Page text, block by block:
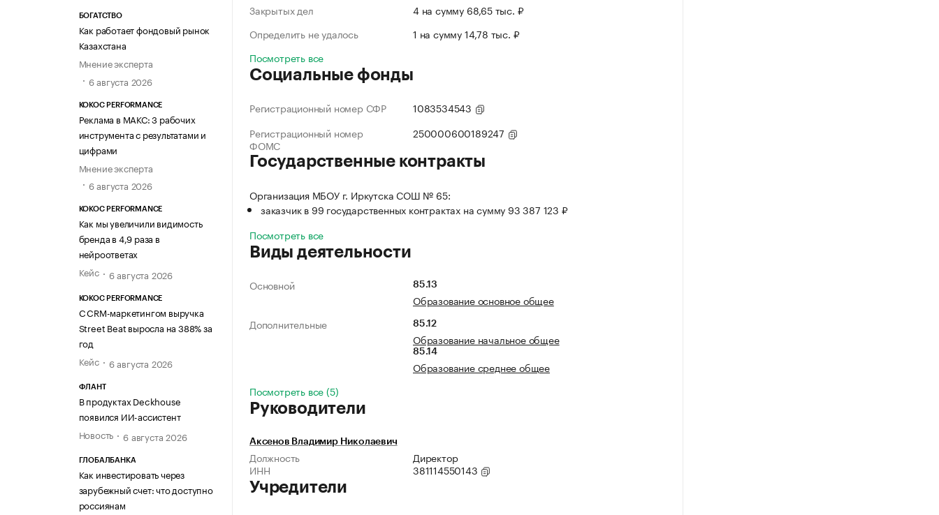
БОГАТСТВО
Как работает фондовый рынок
Казахстана
Мнение эксперта
6 августа 2026
KOKOC PERFORMANCE
Реклама в МАКС: 3 рабочих
инструмента с результатами и
цифрами
Мнение эксперта
6 августа 2026
KOKOC PERFORMANCE
Как мы увеличили видимость
бренда в 4,9 раза в
нейроответах
Кейс
6 августа 2026
KOKOC PERFORMANCE
С CRM-маркетингом выручка
Street Beat выросла на 388% за
год
Кейс
6 августа 2026
ФЛАНТ
В продуктах Deckhouse
появился ИИ-ассистент
Новость
6 августа 2026
ГЛОБАЛБАНКА
Как инвестировать через
зарубежный счет: что доступно
россиянам
Закрытых дел
4 на сумму 68,65 тыс. ₽
Определить не удалось
1 на сумму 14,78 тыс. ₽
Посмотреть все
Социальные фонды
Регистрационный номер СФР
1083534543
Регистрационный номер
ФОМС
250000600189247
Государственные контракты
Организация МБОУ г. Иркутска СОШ № 65:
заказчик в 99 государственных контрактах на сумму 93 387 123 ₽
Посмотреть все
Виды деятельности
Основной 85.13
Образование основное общее
Дополнительные
85.12
Образование начальное общее
85.14
Образование среднее общее
Посмотреть все (5)
Руководители
Аксенов Владимир Николаевич
Должность
Директор
ИНН
381114550143
Учредители